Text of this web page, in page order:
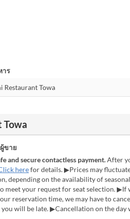
าร
Towa
ขาย
and secure contactless payment.After
herefor details. ▶Prices may
depending on the availability of
meet your request for seat selection.
reservation time, we may have to
will be late. ▶Cancellation on the day